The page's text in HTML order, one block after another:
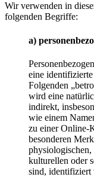
Wir verwenden in
folgenden Begriffe:
a)
eine
Folgenden
wird eine
indirekt,
wie einem
zu einer Online-
besonderen
physiologischen,
kulturellen oder
sind, identifiziert